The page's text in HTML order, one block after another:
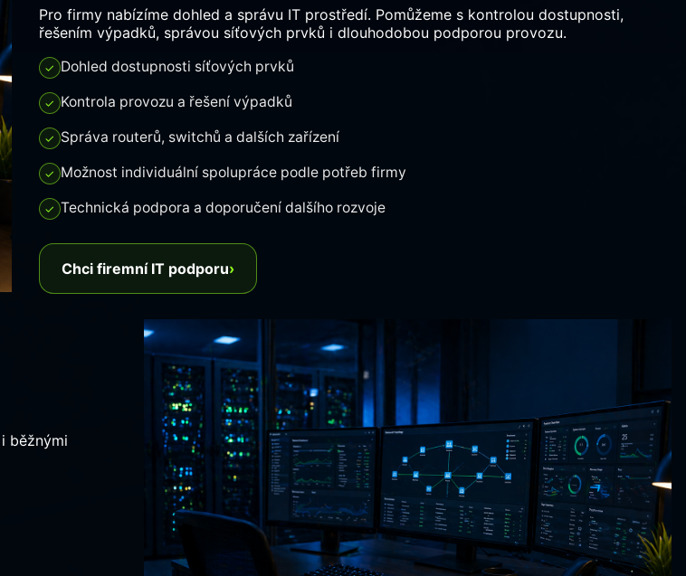
Pro firmy nabízíme dohled a správu IT prostředí. Pomůžeme s kontrolou dostupnosti,
řešením výpadků, správou síťových prvků i dlouhodobou podporou provozu.
✓ Dohled dostupnosti síťových prvků
✓ Kontrola provozu a řešení výpadků
✓ Správa routerů, switchů a dalších zařízení
✓ Možnost individuální spolupráce podle potřeb firmy
✓ Technická podpora a doporučení dalšího rozvoje
Chci firemní IT podporu›
běžnými